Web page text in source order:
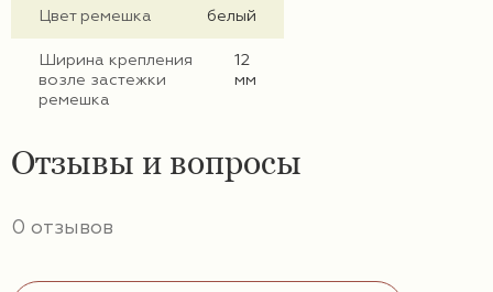
Цвет ремешка белый
Ширина крепления
возле застежки
ремешка
12
мм
Отзывы и вопросы
0 отзывов